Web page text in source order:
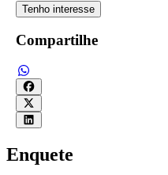
Tenho interesse
Compartilhe
Enquete